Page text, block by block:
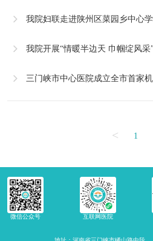
< 1
微信公众号 互联网医院